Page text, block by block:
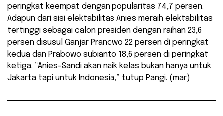
peringkat keempat dengan popularitas 74,7 persen.
Adapun dari sisi elektabilitas Anies meraih elektabilitas
tertinggi sebagai calon presiden dengan raihan 23,6
persen disusul Ganjar Pranowo 22 persen di peringkat
kedua dan Prabowo subianto 18,6 persen di peringkat
ketiga. “Anies-Sandi akan naik kelas bukan hanya untuk
Jakarta tapi untuk Indonesia,” tutup Pangi. (mar)